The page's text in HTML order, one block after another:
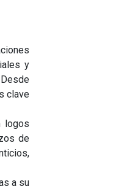
y
clave
logos
de
a su